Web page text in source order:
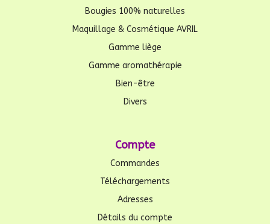
Bougies 100% naturelles
Maquillage & Cosmétique AVRIL
Gamme liège
Gamme aromathérapie
Bien-être
Divers
Compte
Commandes
Téléchargements
Adresses
Détails du compte